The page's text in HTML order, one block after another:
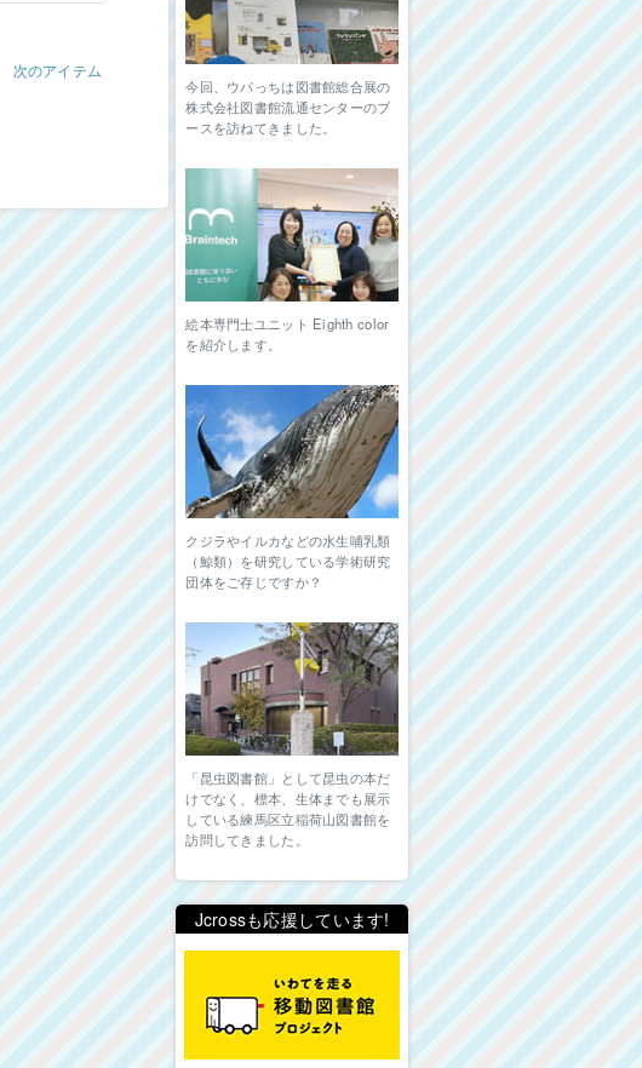
次のアイテム
今回、ウパっちは図書館総合展の
株式会社図書館流通センターのブ
ースを訪ねてきました。
絵本専門士ユニット Eighth color
を紹介します。
クジラやイルカなどの水生哺乳類
（鯨類）を研究している学術研究
団体をご存じですか？
「昆虫図書館」として昆虫の本だ
けでなく、標本、生体までも展示
している練馬区立稲荷山図書館を
訪問してきました。
Jcrossも応援しています!